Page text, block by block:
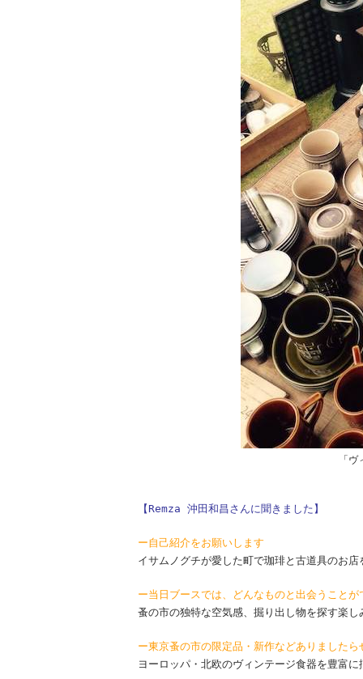
「
【Remza 沖田和昌さんに聞きました】
ー自己紹介をお願いします
イサムノグチが愛した町で珈琲と古道具のお
ー当日ブースでは、どんなものと出会うことが
蚤の市の独特な空気感、掘り出し物を探す楽
ー東京蚤の市の限定品・新作などありました
ヨーロッパ・北欧のヴィンテージ食器を豊富